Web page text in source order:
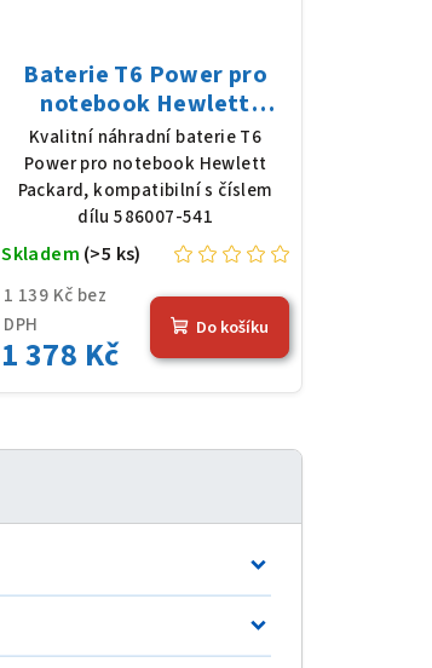
Baterie T6 Power pro
notebook Hewlett
Packard 586007-541, Li-
Ion, 10,8 V, 5200 mAh (56
Wh), černá
Kvalitní náhradní baterie T6
Power pro notebook Hewlett
Packard, kompatibilní s číslem
dílu 586007-541
1 139 Kč bez
DPH
1 378 Kč
Skladem (>5 ks)
Do košíku